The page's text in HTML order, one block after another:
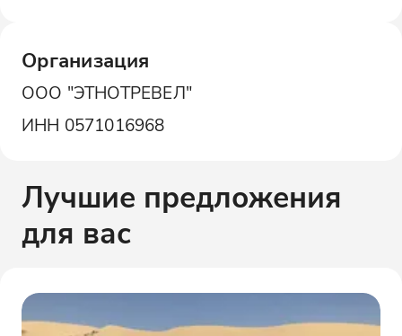
Организация
ООО "ЭТНОТРЕВЕЛ"
ИНН 0571016968
Лучшие предложения
для вас